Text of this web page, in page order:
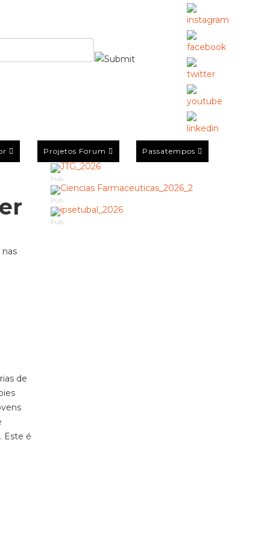
Projetos Forum Passatempos
de
Este é
Pub
Pub
Pub